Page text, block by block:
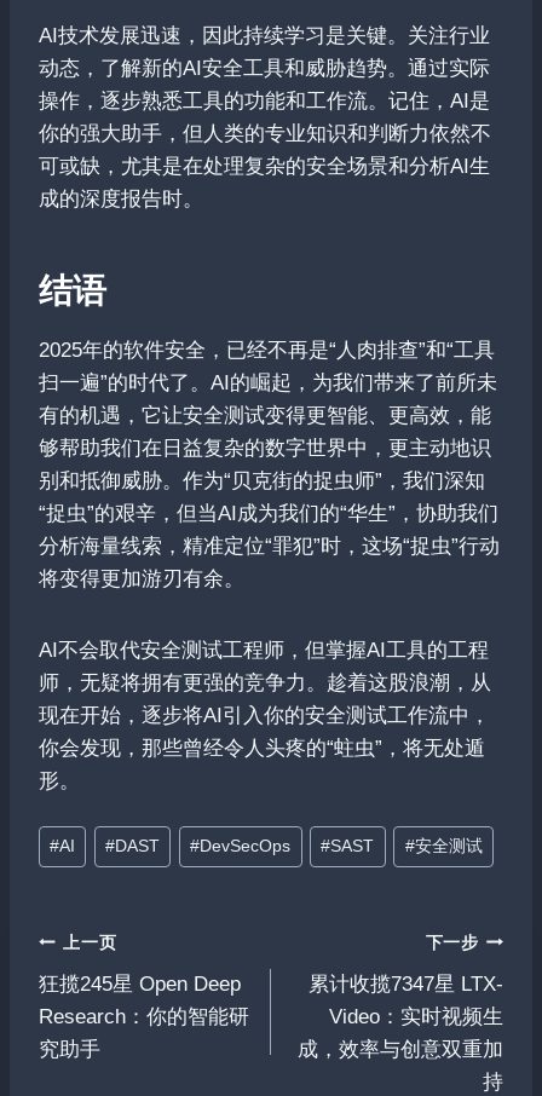
AI技术发展迅速，因此持续学习是关键。关注行业
动态，了解新的AI安全工具和威胁趋势。通过实际
操作，逐步熟悉工具的功能和工作流。记住，AI是
你的强大助手，但人类的专业知识和判断力依然不
可或缺，尤其是在处理复杂的安全场景和分析AI生
成的深度报告时。
结语
2025年的软件安全，已经不再是“人肉排查”和“工具
扫一遍”的时代了。AI的崛起，为我们带来了前所未
有的机遇，它让安全测试变得更智能、更高效，能
够帮助我们在日益复杂的数字世界中，更主动地识
别和抵御威胁。作为“贝克街的捉虫师”，我们深知
“捉虫”的艰辛，但当AI成为我们的“华生”，协助我们
分析海量线索，精准定位“罪犯”时，这场“捉虫”行动
将变得更加游刃有余。
AI不会取代安全测试工程师，但掌握AI工具的工程
师，无疑将拥有更强的竞争力。趁着这股浪潮，从
现在开始，逐步将AI引入你的安全测试工作流中，
你会发现，那些曾经令人头疼的“蛀虫”，将无处遁
形。
文
章
签：
#AI #DAST #DevSecOps #SAST #安全测试
文
章
导
上一页
狂揽245星 Open Deep
Research：你的智能研
究助手
下一步
累计收揽7347星 LTX-
Video：实时视频生
成，效率与创意双重加
持